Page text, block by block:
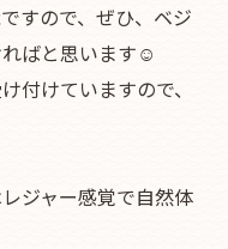
すので、ぜひ、ベジ
ばと思います☺️
付けていますので、
ジャー感覚で自然体